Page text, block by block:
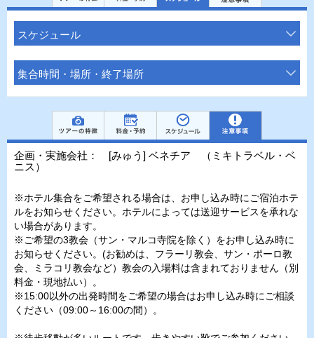
スケジュール
集合時間・場所・終了場所
企画・実施会社： [みゅう] ベネチア （ミキトラベル・ベ
ニス）
※ホテル集合をご希望される場合は、お申し込み時にご宿泊ホテ
ルをお知らせください。ホテルによっては送迎サービスを承れな
い場合があります。
※ご希望の3教会（サン・マルコ寺院を除く）をお申し込み時に
お知らせください。(お勧めは、フラーリ教会、サン・ポーロ教
会、ミラコリ教会など）教会の入場料は含まれておりません（別
料金・現地払い）。
※15:00以外の出発時間をご希望の場合はお申し込み時にご相談
ください（09:00～16:00の間）。